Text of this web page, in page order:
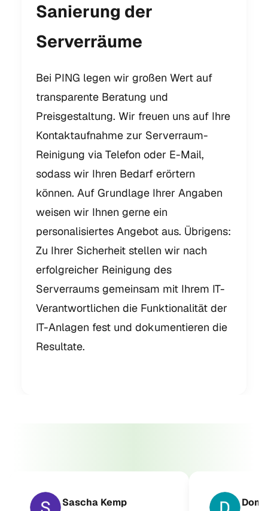
Sanierung der
Serverräume
Bei PING legen wir großen Wert auf
transparente Beratung und
Preisgestaltung. Wir freuen uns auf Ihre
Kontaktaufnahme zur Serverraum-
Reinigung via Telefon oder E-Mail,
sodass wir Ihren Bedarf erörtern
können. Auf Grundlage Ihrer Angaben
weisen wir Ihnen gerne ein
personalisiertes Angebot aus. Übrigens:
Zu Ihrer Sicherheit stellen wir nach
erfolgreicher Reinigung des
Serverraums gemeinsam mit Ihrem IT-
Verantwortlichen die Funktionalität der
IT-Anlagen fest und dokumentieren die
Resultate.
Sascha Kemp